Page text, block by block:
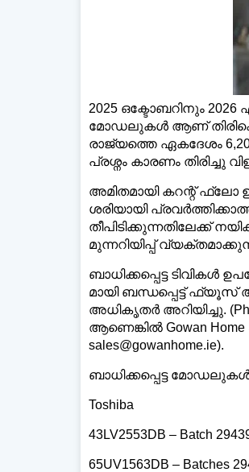
2025 ഒക്ടോബറിനും 2026
മോഡലുകൾ ആണ് തിരികെ
രാജ്യത്തെ ഏകദേശം
പ്രശ്നം കാരണം തിരിച്ചു
അമിതമായി കറന്റ് ഫ്ലോ
ശരിയായി
തീപിടിക്കുന്നതിലേക്ക്
മുന്നറിയിപ്പ്
ബാധിക്കപ്പെട്ട ടിവികൾ
മായി ബന്ധപ്പെട്ട് ഫ്യൂസ്
അധികൃതർ അറിയിച്ചു.
ആണെങ്കിൽ Gowan
sales@gowanhome.ie).
ബാധിക്കപ്പെട്ട
Toshiba
43LV2553DB – Batch
65UV1563DB – Batches